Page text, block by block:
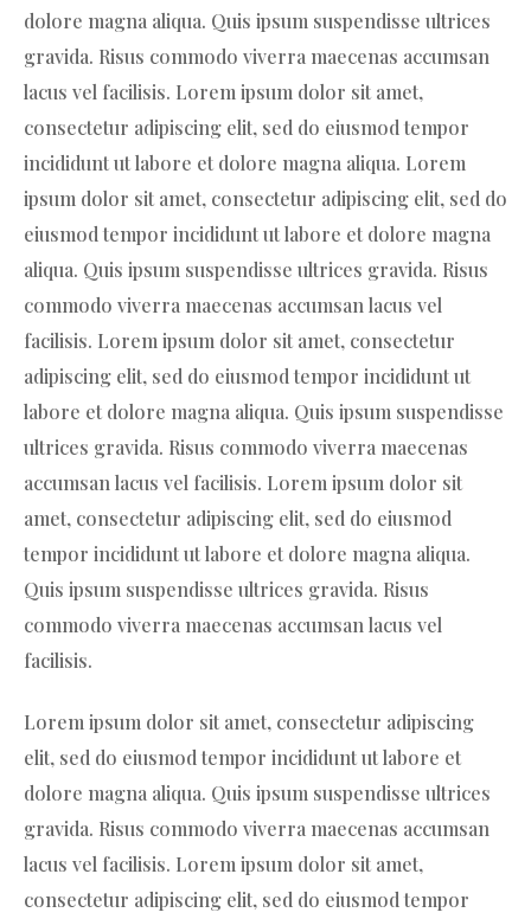
dolore magna aliqua. Quis ipsum suspendisse ultrices
gravida. Risus commodo viverra maecenas accumsan
lacus vel facilisis. Lorem ipsum dolor sit amet,
consectetur adipiscing elit, sed do eiusmod tempor
incididunt ut labore et dolore magna aliqua. Lorem
ipsum dolor sit amet, consectetur adipiscing elit, sed do
eiusmod tempor incididunt ut labore et dolore magna
aliqua. Quis ipsum suspendisse ultrices gravida. Risus
commodo viverra maecenas accumsan lacus vel
facilisis. Lorem ipsum dolor sit amet, consectetur
adipiscing elit, sed do eiusmod tempor incididunt ut
labore et dolore magna aliqua. Quis ipsum suspendisse
ultrices gravida. Risus commodo viverra maecenas
accumsan lacus vel facilisis. Lorem ipsum dolor sit
amet, consectetur adipiscing elit, sed do eiusmod
tempor incididunt ut labore et dolore magna aliqua.
Quis ipsum suspendisse ultrices gravida. Risus
commodo viverra maecenas accumsan lacus vel
facilisis.
Lorem ipsum dolor sit amet, consectetur adipiscing
elit, sed do eiusmod tempor incididunt ut labore et
dolore magna aliqua. Quis ipsum suspendisse ultrices
gravida. Risus commodo viverra maecenas accumsan
lacus vel facilisis. Lorem ipsum dolor sit amet,
consectetur adipiscing elit, sed do eiusmod tempor